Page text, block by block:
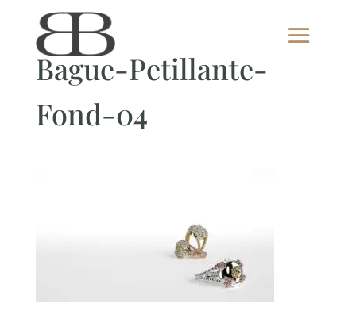
Bague-Petillante-
Fond-04